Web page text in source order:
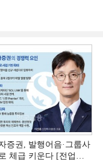
증권, 발행어음·그룹사
체급 키운다 [전업계